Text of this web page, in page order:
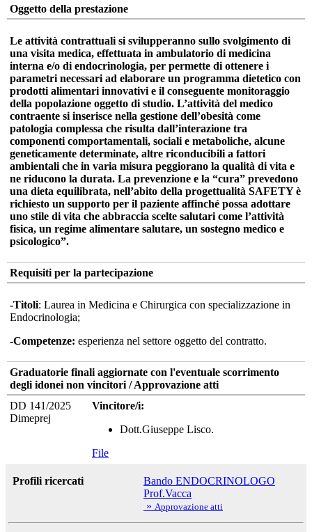
Oggetto della prestazione
Le attività contrattuali si svilupperanno sullo svolgimento di
una visita medica, effettuata in ambulatorio di medicina
interna e/o di endocrinologia, per permette di ottenere i
parametri necessari ad elaborare un programma dietetico con
prodotti alimentari innovativi e il conseguente monitoraggio
della popolazione oggetto di studio. L’attività del medico
contraente si inserisce nella gestione dell’obesità come
patologia complessa che risulta dall’interazione tra
componenti comportamentali, sociali e metaboliche, alcune
geneticamente determinate, altre riconducibili a fattori
ambientali che in varia misura peggiorano la qualità di vita e
ne riducono la durata. La prevenzione e la “cura” prevedono
una dieta equilibrata, nell’abito della progettualità SAFETY è
richiesto un supporto per il paziente affinché possa adottare
uno stile di vita che abbraccia scelte salutari come l’attività
fisica, un regime alimentare salutare, un sostegno medico e
psicologico”.
Requisiti per la partecipazione
-Titoli: Laurea in Medicina e Chirurgica con specializzazione in
Endocrinologia;
-Competenze: esperienza nel settore oggetto del contratto.
Graduatorie finali aggiornate con l'eventuale scorrimento
degli idonei non vincitori / Approvazione atti
DD 141/2025
Dimeprej
Vincitore/i:
Dott.Giuseppe Lisco.
File
Profili ricercati
Bando ENDOCRINOLOGO
Prof.Vacca
» Approvazione atti